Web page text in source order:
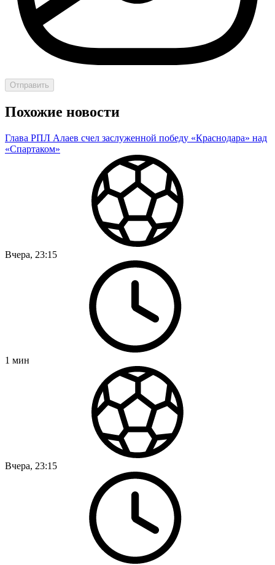
Отправить
Похожие новости
Глава РПЛ Алаев счел заслуженной победу «Краснодара» над
«Спартаком»
Вчера, 23:15
1 мин
Вчера, 23:15